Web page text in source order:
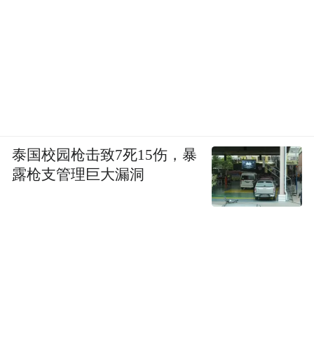
泰国校园枪击致7死15伤，暴
露枪支管理巨大漏洞